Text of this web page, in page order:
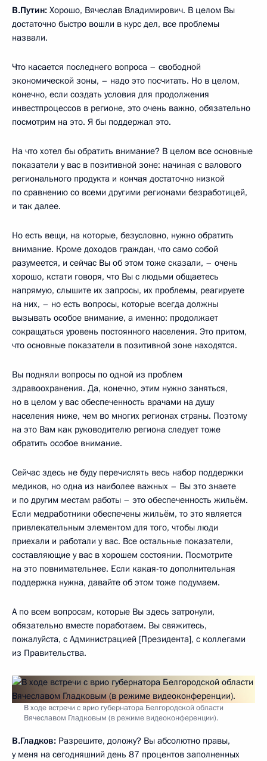
В.Путин: Хорошо, Вячеслав Владимирович. В целом Вы
достаточно быстро вошли в курс дел, все проблемы
назвали.
Что касается последнего вопроса – свободной
экономической зоны, – надо это посчитать. Но в целом,
конечно, если создать условия для продолжения
инвестпроцессов в регионе, это очень важно, обязательно
посмотрим на это. Я бы поддержал это.
На что хотел бы обратить внимание? В целом все основные
показатели у вас в позитивной зоне: начиная с валового
регионального продукта и кончая достаточно низкой
по сравнению со всеми другими регионами безработицей,
и так далее.
Но есть вещи, на которые, безусловно, нужно обратить
внимание. Кроме доходов граждан, что само собой
разумеется, и сейчас Вы об этом тоже сказали, – очень
хорошо, кстати говоря, что Вы с людьми общаетесь
напрямую, слышите их запросы, их проблемы, реагируете
на них, – но есть вопросы, которые всегда должны
вызывать особое внимание, а именно: продолжает
сокращаться уровень постоянного населения. Это притом,
что основные показатели в позитивной зоне находятся.
Вы подняли вопросы по одной из проблем
здравоохранения. Да, конечно, этим нужно заняться,
но в целом у вас обеспеченность врачами на душу
населения ниже, чем во многих регионах страны. Поэтому
на это Вам как руководителю региона следует тоже
обратить особое внимание.
Сейчас здесь не буду перечислять весь набор поддержки
медиков, но одна из наиболее важных – Вы это знаете
и по другим местам работы – это обеспеченность жильём.
Если медработники обеспечены жильём, то это является
привлекательным элементом для того, чтобы люди
приехали и работали у вас. Все остальные показатели,
составляющие у вас в хорошем состоянии. Посмотрите
на это повнимательнее. Если какая-то дополнительная
поддержка нужна, давайте об этом тоже подумаем.
А по всем вопросам, которые Вы здесь затронули,
обязательно вместе поработаем. Вы свяжитесь,
пожалуйста, с Администрацией [Президента], с коллегами
из Правительства.
В ходе встречи с врио губернатора Белгородской области
Вячеславом Гладковым (в режиме видеоконференции).
В.Гладков: Разрешите, доложу? Вы абсолютно правы,
у меня на сегодняшний день 87 процентов заполненных